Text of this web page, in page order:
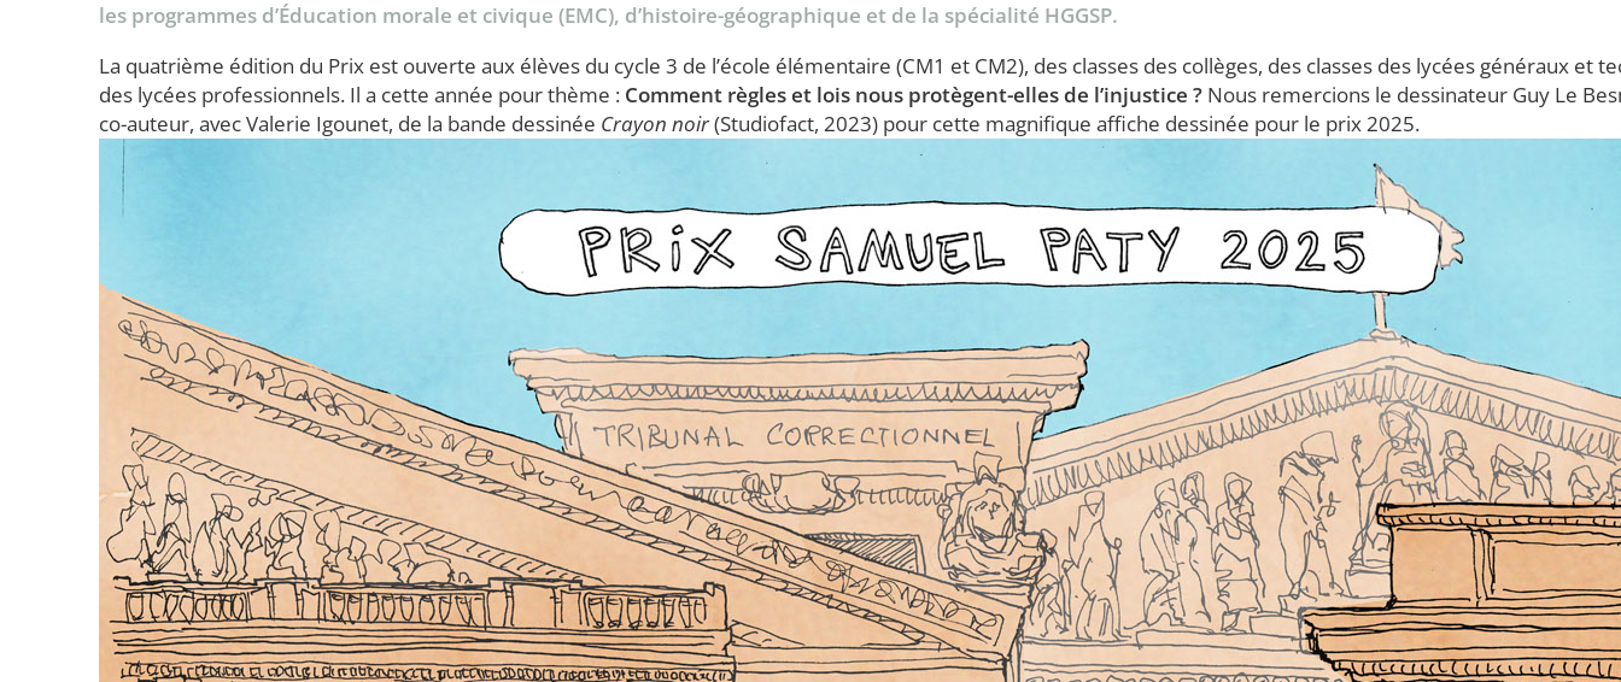
les programmes d’Éducation morale et civique (EMC), d’histoire-géographique et de la spécialité HGGSP.
La quatrième édition du Prix est ouverte aux élèves du cycle 3 de l’école élémentaire (CM1 et CM2), des classes des collèges, des classes des lycées généraux et
des lycées professionnels. Il a cette année pour thème : Comment règles et lois nous protègent-elles de l’injustice ? Nous remercions le dessinateur Guy Le
co-auteur, avec Valerie Igounet, de la bande dessinée Crayon noir(Studiofact, 2023) pour cette magnifique affiche dessinée pour le prix 2025.